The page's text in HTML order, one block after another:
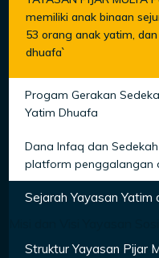
memiliki anak binaan
53 orang anak yatim,
dhuafa`
Progam Gerakan
Yatim Dhuafa
Dana Infaq dan
platform penggalangan
Sejarah Yayasan
Struktur Yayasan Pijar